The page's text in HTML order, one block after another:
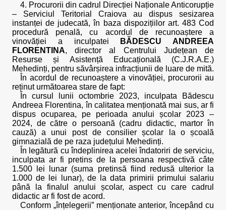
4. Procurorii din cadrul Direcției Naționale Anticorupție
– Serviciul Teritorial Craiova au dispus sesizarea
instanței de judecată, în baza dispozițiilor art. 483 Cod
procedură penală, cu acordul de recunoaștere a
vinovăției a inculpatei
BĂDESCU ANDREEA
FLORENTINA, director al Centrului Județean de
Resurse și Asistență Educațională (C.J.R.A.E.)
Mehedinți, pentru săvârșirea infracțiunii de luare de mită.
În acordul de recunoaștere a vinovăției, procurorii au
reținut următoarea stare de fapt:
În cursul lunii octombrie 2023, inculpata Bădescu
Andreea Florentina, în calitatea menționată mai sus, ar fi
dispus ocuparea, pe perioada anului școlar 2023 –
2024, de către o persoană (cadru didactic, martor în
cauză) a unui post de consilier școlar la o școală
gimnazială de pe raza județului Mehedinți.
În legătură cu îndeplinirea acelei îndatoriri de serviciu,
inculpata ar fi pretins de la persoana respectivă câte
1.500 lei lunar (suma pretinsă fiind redusă ulterior la
1.000 de lei lunar), de la data primirii primului salariu
până la finalul anului școlar, aspect cu care cadrul
didactic ar fi fost de acord.
Conform „înțelegerii” menționate anterior, începând cu